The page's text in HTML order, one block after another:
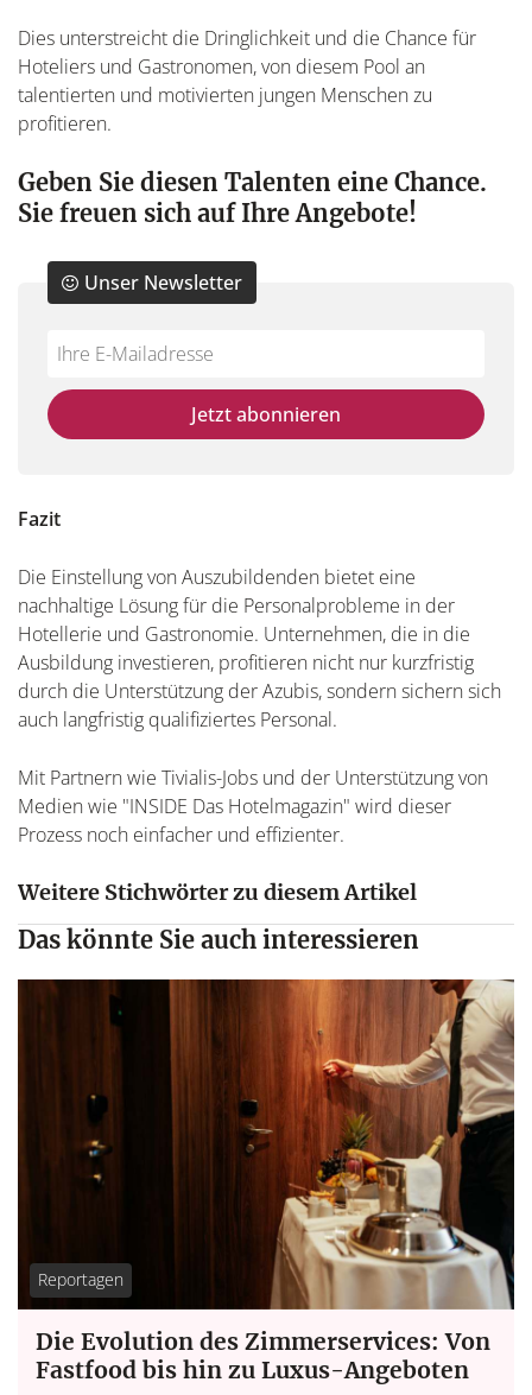
Dies unterstreicht die Dringlichkeit und die Chance für
Hoteliers und Gastronomen, von diesem Pool an
talentierten und motivierten jungen Menschen zu
profitieren.
Geben Sie diesen Talenten eine Chance.
Sie freuen sich auf Ihre Angebote!
Do
fill
this
Unser Newsletter
*Ihre
Mailadresse:
Jetzt abonnieren
Fazit
Die Einstellung von Auszubildenden bietet eine
nachhaltige Lösung für die Personalprobleme in der
Hotellerie und Gastronomie. Unternehmen, die in die
Ausbildung investieren, profitieren nicht nur kurzfristig
durch die Unterstützung der Azubis, sondern sichern sich
auch langfristig qualifiziertes Personal.
Mit Partnern wie Tivialis-Jobs und der Unterstützung von
Medien wie "INSIDE Das Hotelmagazin" wird dieser
Prozess noch einfacher und effizienter.
Weitere Stichwörter zu diesem Artikel
Das könnte Sie auch interessieren
Reportagen
Die Evolution des Zimmerservices: Von
Fastfood bis hin zu Luxus-Angeboten